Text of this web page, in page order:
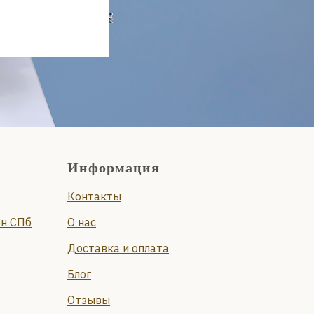
СПб
Информация
Контакты
О нас
Доставка и оплата
Блог
Отзывы